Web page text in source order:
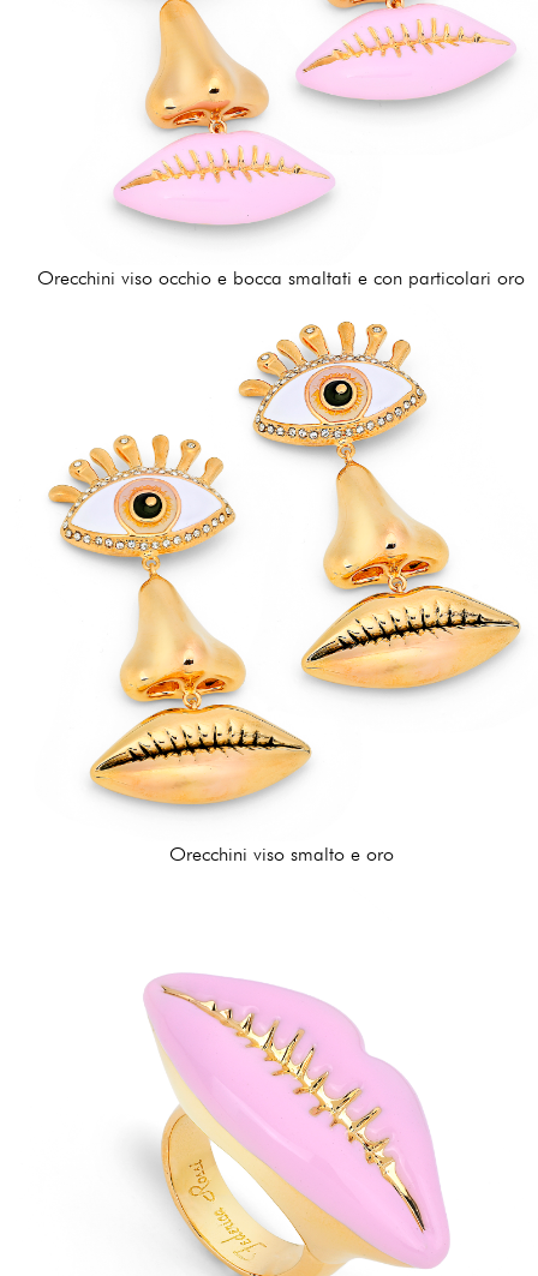
Orecchini viso occhio e bocca smaltati e con particolari oro
Orecchini viso smalto e oro